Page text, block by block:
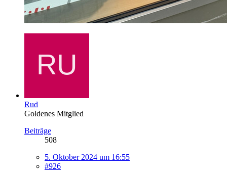
Rud
Goldenes Mitglied
Beiträge
508
5. Oktober 2024 um 16:55
#926